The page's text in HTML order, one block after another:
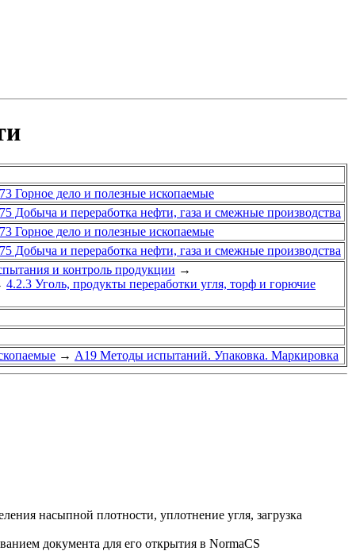
73 Горное дело и полезные ископаемые
75 Добыча и переработка нефти, газа и смежные производства
73 Горное дело и полезные ископаемые
75 Добыча и переработка нефти, газа и смежные производства
и контроль продукции →
4.2.3 Уголь, продукты переработки угля, торф и горючие
→ А19 Методы испытаний. Упаковка. Маркировка
насыпной плотности, уплотнение угля, загрузка
документа для его открытия в NormaCS